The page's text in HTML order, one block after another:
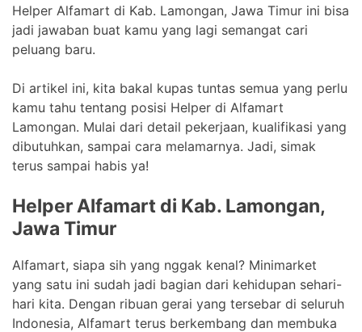
Helper Alfamart di Kab. Lamongan, Jawa Timur ini bisa
jadi jawaban buat kamu yang lagi semangat cari
peluang baru.
Di artikel ini, kita bakal kupas tuntas semua yang perlu
kamu tahu tentang posisi Helper di Alfamart
Lamongan. Mulai dari detail pekerjaan, kualifikasi yang
dibutuhkan, sampai cara melamarnya. Jadi, simak
terus sampai habis ya!
Helper Alfamart di Kab. Lamongan,
Jawa Timur
Alfamart, siapa sih yang nggak kenal? Minimarket
yang satu ini sudah jadi bagian dari kehidupan sehari-
hari kita. Dengan ribuan gerai yang tersebar di seluruh
Indonesia, Alfamart terus berkembang dan membuka